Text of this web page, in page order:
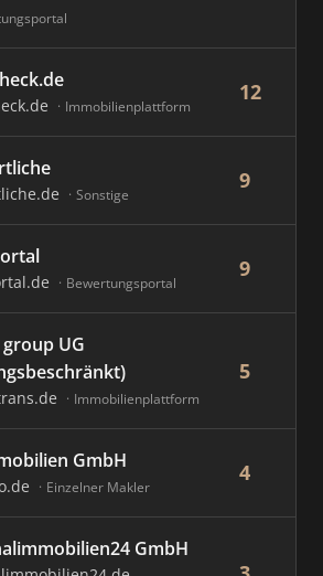
Immobilienplattform
12
Sonstige
9
Bewertungsportal
9
UG
Immobilienplattform
5
GmbH
Einzelner Makler
4
GmbH